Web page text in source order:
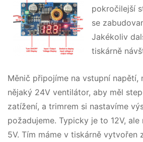
pokročilejší
se
Jakékoliv
tiskárně
Měnič připojíme na vstupní napětí,
nějaký 24V ventilátor, aby měl
zatížení, a trimrem si nastavíme
požadujeme. Typicky je to 12V,
5V. Tím máme v tiskárně vytvořen